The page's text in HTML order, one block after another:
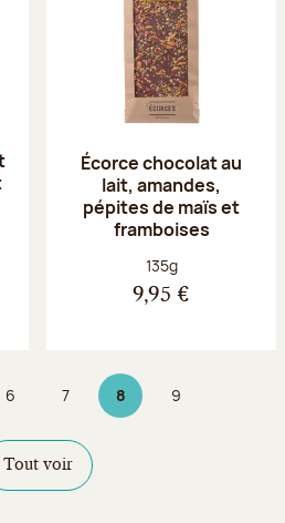
Écorce chocolat au
lait, amandes,
pépites de maïs et
framboises
Poids net :
135g
9,95 €
Page
6 Page
7 8Page 8 sur 9
Page
9
Tout voir